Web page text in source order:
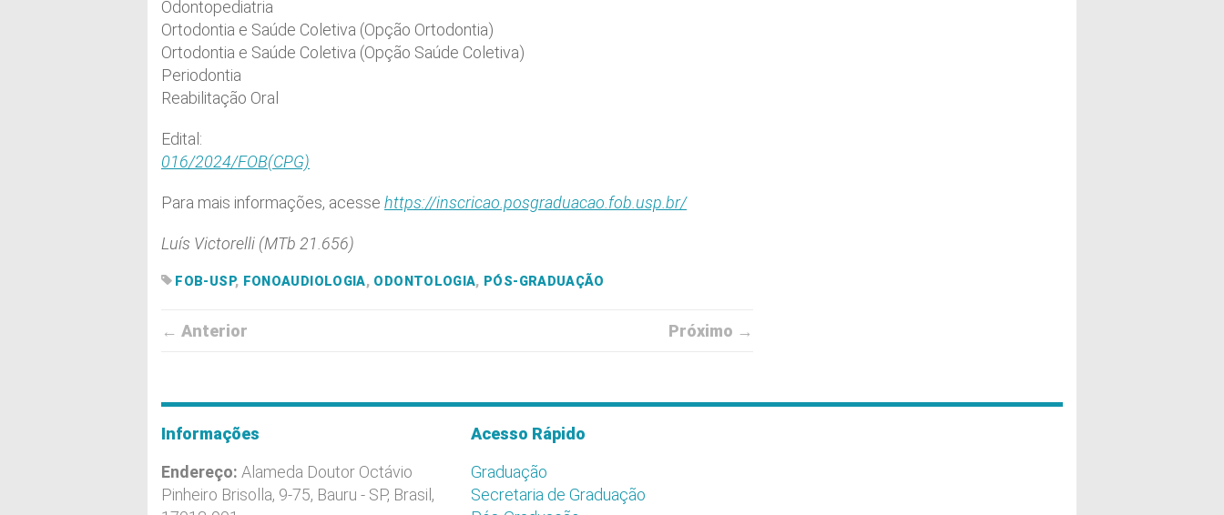
Odontopediatria
Ortodontia e Saúde Coletiva (Opção Ortodontia)
Ortodontia e Saúde Coletiva (Opção Saúde Coletiva)
Periodontia
Reabilitação Oral
Edital:
016/2024/FOB(CPG)
Para mais informações, acesse https://inscricao.posgraduacao.fob.usp.br/
Luís Victorelli (MTb 21.656)
FOB-USP, FONOAUDIOLOGIA, ODONTOLOGIA, PÓS-GRADUAÇÃO
← Anterior Próximo →
Informações
Endereço: Alameda Doutor Octávio
Pinheiro Brisolla, 9-75, Bauru - SP, Brasil,
Acesso Rápido
Graduação
Secretaria de Graduação